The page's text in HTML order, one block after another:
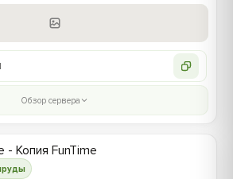
Обзор сервера
- Копия FunTime